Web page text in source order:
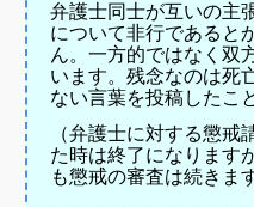
弁護士同士が互いの主
について非行であると
ん。一方的ではなく双
います。残念なのは死
ない言葉を投稿したこ
（弁護士に対する懲戒
た時は終了になります
も懲戒の審査は続きま